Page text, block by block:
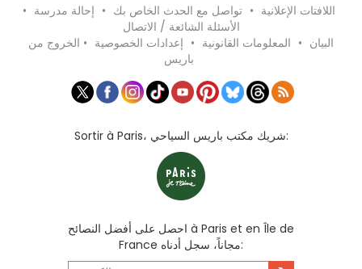
اللافتات الإعلانية • تواصل مع الحدث الخاص بك • إحالة مدرسة •
الأسئلة الشائعة / الاتصال
البيان • المعلومات القانونية • إعدادات الخصوصية • الخروج من
باريس
Sortir à Paris، شريك مكتب باريس السياحي:
احصل على أفضل النصائح à Paris et en Île de
France مجاناً، سجل أدناه: